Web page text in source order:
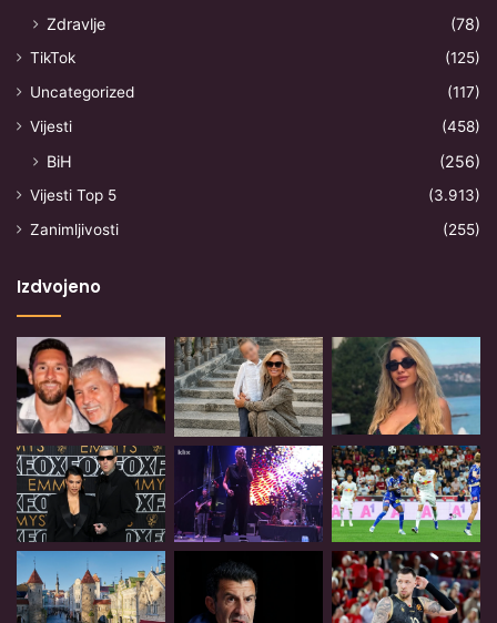
Zdravlje
(78)
TikTok
(125)
Uncategorized
(117)
Vijesti
(458)
BiH (256)
Vijesti Top 5
(3.913)
Zanimljivosti
(255)
Izdvojeno